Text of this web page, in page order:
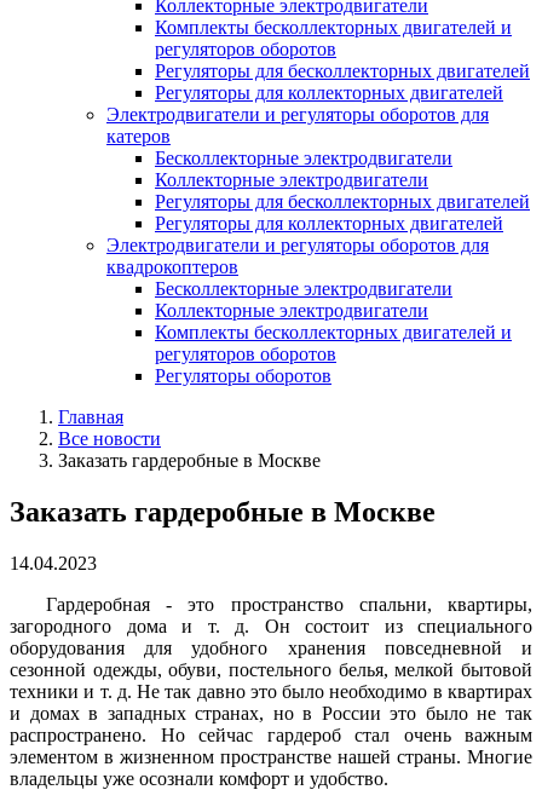
Коллекторные электродвигатели
Комплекты бесколлекторных двигателей и
регуляторов оборотов
Регуляторы для бесколлекторных двигателей
Регуляторы для коллекторных двигателей
Электродвигатели и регуляторы оборотов для
катеров
Бесколлекторные электродвигатели
Коллекторные электродвигатели
Регуляторы для бесколлекторных двигателей
Регуляторы для коллекторных двигателей
Электродвигатели и регуляторы оборотов для
квадрокоптеров
Бесколлекторные электродвигатели
Коллекторные электродвигатели
Комплекты бесколлекторных двигателей и
регуляторов оборотов
Регуляторы оборотов
Главная
Все новости
Заказать гардеробные в Москве
Заказать гардеробные в Москве
14.04.2023
Гардеробная - это пространство спальни, квартиры,
загородного дома и т. д. Он состоит из специального
оборудования для удобного хранения повседневной и
сезонной одежды, обуви, постельного белья, мелкой бытовой
техники и т. д. Не так давно это было необходимо в квартирах
и домах в западных странах, но в России это было не так
распространено. Но сейчас гардероб стал очень важным
элементом в жизненном пространстве нашей страны. Многие
владельцы уже осознали комфорт и удобство.